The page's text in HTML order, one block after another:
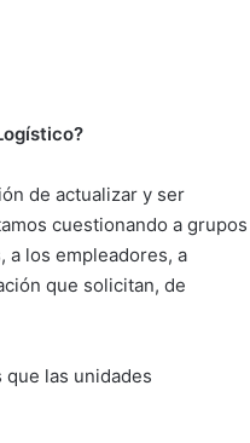
de actualizar y ser
cuestionando a grupos
a los empleadores, a
que solicitan, de
las unidades